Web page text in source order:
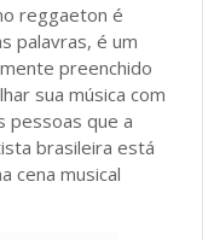
reggaeton é
palavras, é um
preenchido
sua música com
pessoas que a
brasileira está
cena musical